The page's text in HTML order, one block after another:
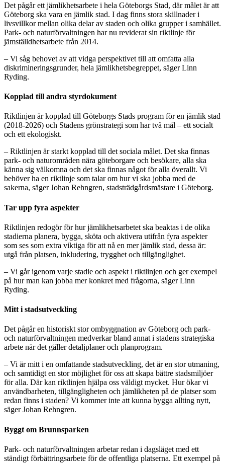
Det pågår ett jämlikhetsarbete i hela Göteborgs Stad, där målet är att
Göteborg ska vara en jämlik stad. I dag finns stora skillnader i
livsvillkor mellan olika delar av staden och olika grupper i samhället.
Park- och naturförvaltningen har nu reviderat sin riktlinje för
jämställdhetsarbete från 2014.
– Vi såg behovet av att vidga perspektivet till att omfatta alla
diskrimineringsgrunder, hela jämlikhetsbegreppet, säger Linn
Ryding.
Kopplad till andra styrdokument
Riktlinjen är kopplad till Göteborgs Stads program för en jämlik stad
(2018-2026) och Stadens grönstrategi som har två mål – ett socialt
och ett ekologiskt.
– Riktlinjen är starkt kopplad till det sociala målet. Det ska finnas
park- och naturområden nära göteborgare och besökare, alla ska
känna sig välkomna och det ska finnas något för alla överallt. Vi
behöver ha en riktlinje som talar om hur vi ska jobba med de
sakerna, säger Johan Rehngren, stadsträdgårdsmästare i Göteborg.
Tar upp fyra aspekter
Riktlinjen redogör för hur jämlikhetsarbetet ska beaktas i de olika
stadierna planera, bygga, sköta och aktivera utifrån fyra aspekter
som ses som extra viktiga för att nå en mer jämlik stad, dessa är:
utgå från platsen, inkludering, trygghet och tillgänglighet.
– Vi går igenom varje stadie och aspekt i riktlinjen och ger exempel
på hur man kan jobba mer konkret med frågorna, säger Linn
Ryding.
Mitt i stadsutveckling
Det pågår en historiskt stor ombyggnation av Göteborg och park-
och naturförvaltningen medverkar bland annat i stadens strategiska
arbete när det gäller detaljplaner och planprogram.
– Vi är mitt i en omfattande stadsutveckling, det är en stor utmaning,
och samtidigt en stor möjlighet för oss att skapa bättre stadsmiljöer
för alla. Där kan riktlinjen hjälpa oss väldigt mycket. Hur ökar vi
användbarheten, tillgängligheten och jämlikheten på de platser som
redan finns i staden? Vi kommer inte att kunna bygga allting nytt,
säger Johan Rehngren.
Byggt om Brunnsparken
Park- och naturförvaltningen arbetar redan i dagsläget med ett
ständigt förbättringsarbete för de offentliga platserna. Ett exempel på